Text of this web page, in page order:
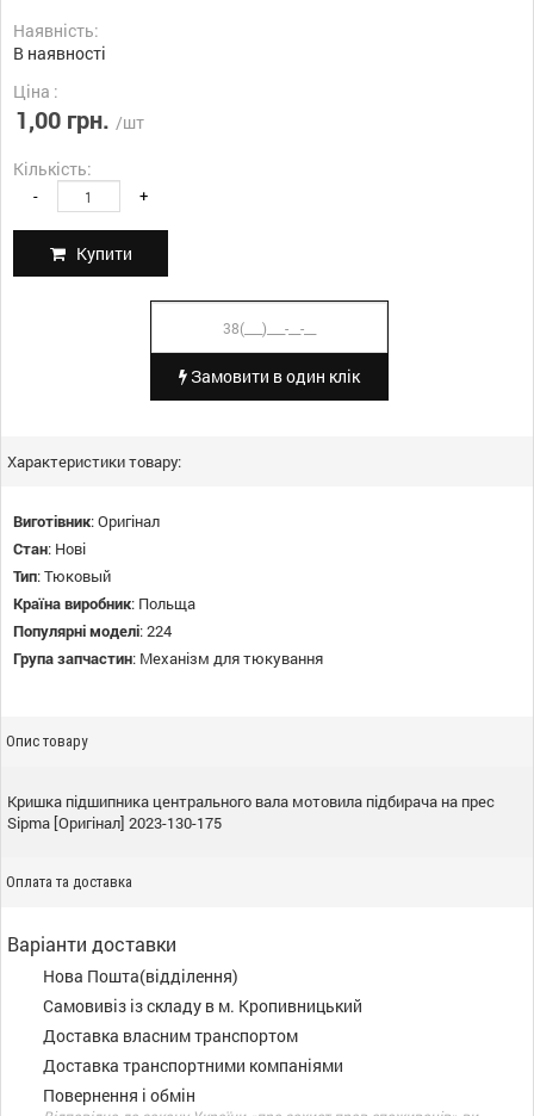
Наявність:
В наявності
Ціна :
1,00 грн. /шт
Кількість:
- +
Купити
Замовити в один клік
Характеристики товару:
Виготівник:Оригінал
Стан: Нові
Тип:Тюковый
Країна виробник: Польща
Популярні моделі:224
Група запчастин: Механізм для тюкування
Опис товару
Кришка підшипника центрального вала мотовила підбирача на прес
Sipma [Оригінал] 2023-130-175
Оплата та доставка
Варіанти доставки
Нова Пошта(відділення)
Самовивіз із складу в м. Кропивницький
Доставка власним транспортом
Доставка транспортними компаніями
Повернення і обмін